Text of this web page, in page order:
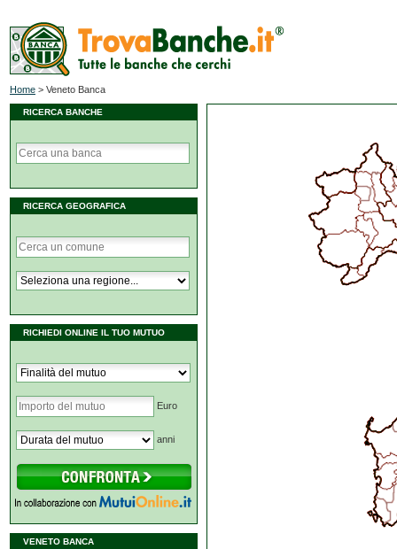
Home > Veneto Banca
RICERCA BANCHE
RICERCA GEOGRAFICA
RICHIEDI ONLINE IL TUO MUTUO
Euro
anni
VENETO BANCA